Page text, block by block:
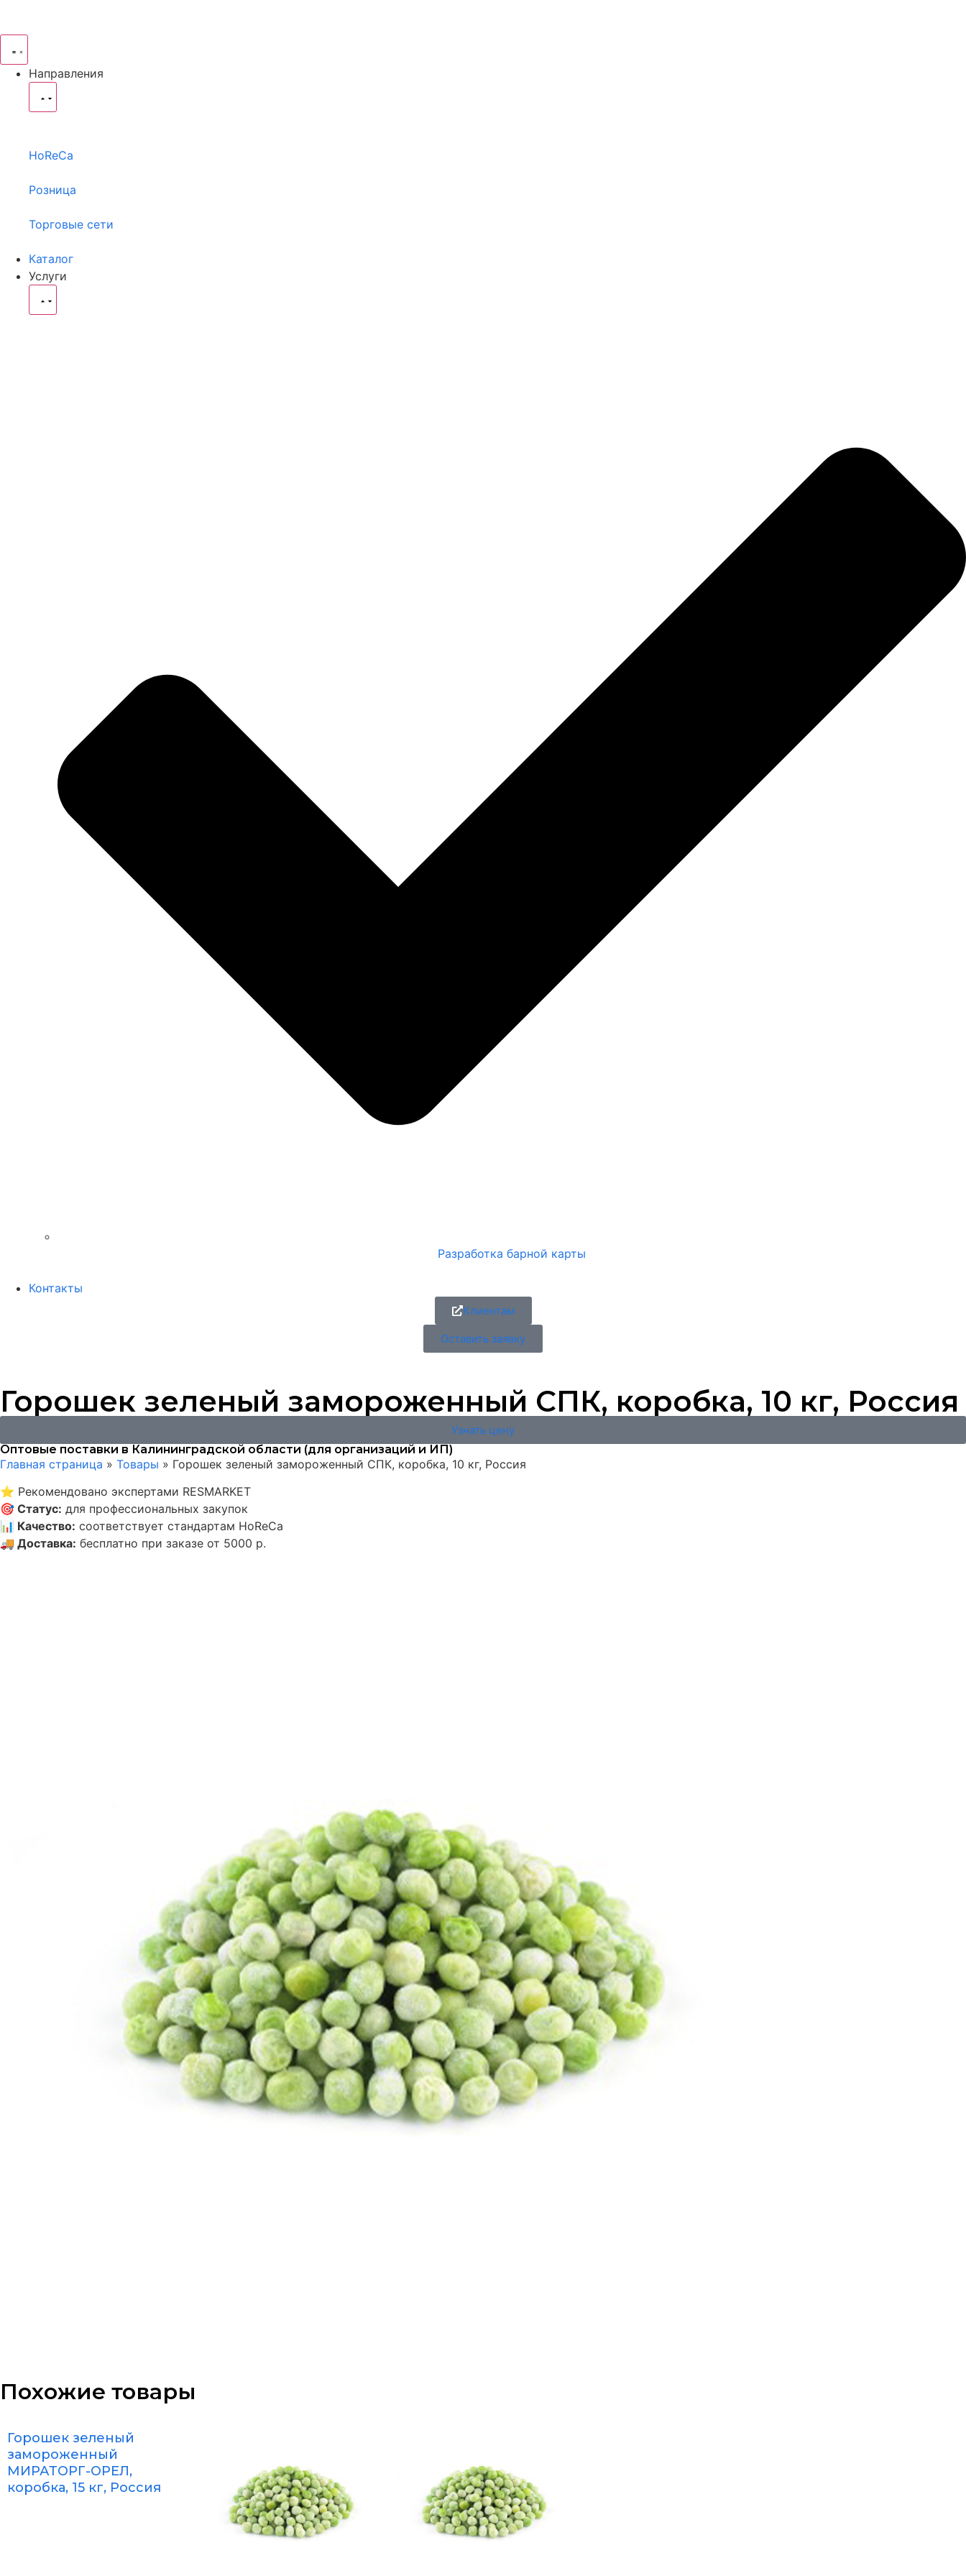
Направления
HoReCa
Розница
Торговые сети
Каталог
Услуги
Разработка барной карты
Контакты
Клиентам
Оставить заявку
Горошек зеленый замороженный СПК, коробка, 10 кг, Россия
Узнать цену
Оптовые поставки в Калининградской области (для организаций и ИП)
Главная страница » Товары » Горошек зеленый замороженный СПК, коробка, 10 кг, Россия
⭐ Рекомендовано экспертами RESMARKET
🎯 Статус: для профессиональных закупок
📊 Качество: соответствует стандартам HoReCa
🚚 Доставка: бесплатно при заказе от 5000 р.
Похожие товары
Горошек зеленый
замороженный
МИРАТОРГ-ОРЕЛ,
коробка, 15 кг, Россия